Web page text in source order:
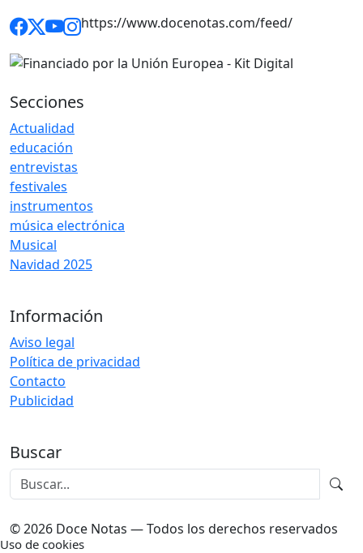
https://www.docenotas.com/feed/
Secciones
Actualidad
educación
entrevistas
festivales
instrumentos
música electrónica
Musical
Navidad 2025
Información
Aviso legal
Política de privacidad
Contacto
Publicidad
Buscar
© 2026 Doce Notas — Todos los derechos reservados
Uso de cookies